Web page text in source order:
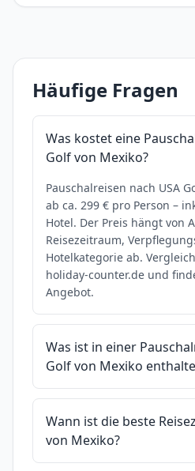
Häufige Fragen
Was kostet eine
Golf von Mexiko?
Pauschalreisen nach USA
ab ca. 299 € pro Person –
Hotel. Der Preis hängt von
Reisezeitraum,
Hotelkategorie ab.
holiday-counter.de und
Angebot.
Was ist in einer
Golf von Mexiko
Wann ist die beste
von Mexiko?